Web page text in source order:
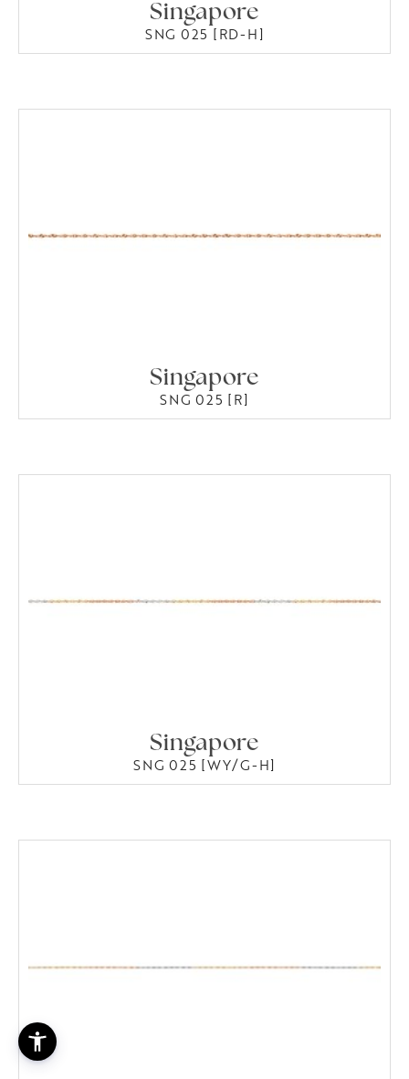
Singapore
SNG 025 [RD-H]
Singapore
SNG 025 [R]
Singapore
SNG 025 [WY/G-H]